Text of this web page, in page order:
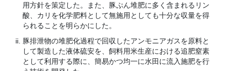
用方針を策定した。また、豚ぷん堆肥に多く含まれるリン
酸、カリを化学肥料として無施用としても十分な収量を得
られることを明らかにした。
豚排泄物の堆肥化過程で回収したアンモニアガスを原料と
して製造した液体硫安を、飼料用米生産における追肥窒素
として利用する際に、簡易かつ均一に水田に流入施肥を行